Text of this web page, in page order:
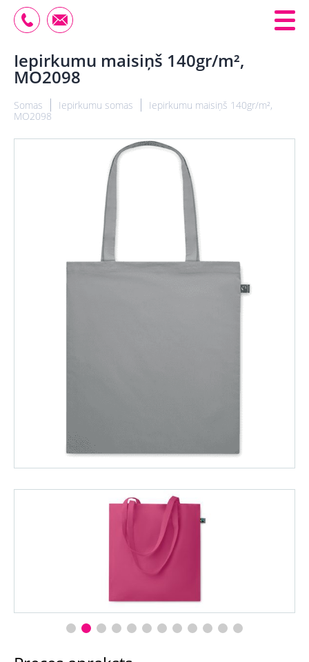
Iepirkumu maisiņš 140gr/m²,
MO2098
Somas Iepirkumu somas
Iepirkumu maisiņš 140gr/m²,
MO2098